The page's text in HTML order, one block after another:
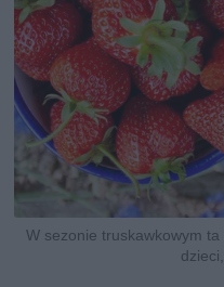
W sezonie truskawkowym